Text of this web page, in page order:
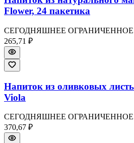
Flower, 24 пакетика
СЕГОДНЯШНЕЕ
265,71 ₽
Напиток из оливковых
Viola
СЕГОДНЯШНЕЕ
370,67 ₽